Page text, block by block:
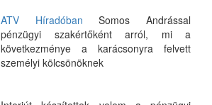
ATV Híradóban Somos Andrással
pénzügyi szakértőként arról, mi a
következménye a karácsonyra felvett
személyi kölcsönöknek